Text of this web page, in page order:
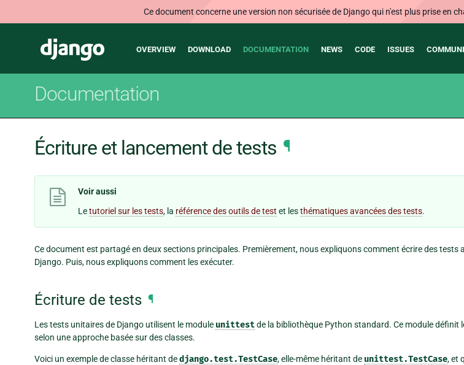
Ce document concerne une version non sécurisée de Django qui n'est plus prise en
Django
Main
OVERVIEW DOWNLOAD DOCUMENTATION NEWS CODE ISSUES
Documentation
Écriture et lancement de tests ¶
Voir aussi
Letutoriel sur les tests, la référence des outils de test et lesthématiques avancées des tests.
Ce document est partagé en deux sections principales. Premièrement, nous expliquons comment écrire des tests
Django. Puis, nous expliquons comment les exécuter.
Écriture de tests ¶
Les tests unitaires de Django utilisent le module unittestde la bibliothèque Python standard. Ce module définit
selon une approche basée sur des classes.
Voici un exemple de classe héritant dedjango.test.TestCase, elle-même héritant de unittest.TestCase, et